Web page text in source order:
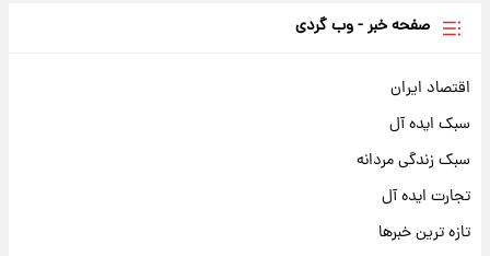
صفحه خبر - وب گردی
اقتصاد ایران
سبک ایده آل
سبک زندگی مردانه
تجارت ایده آل
تازه ترین خبرها